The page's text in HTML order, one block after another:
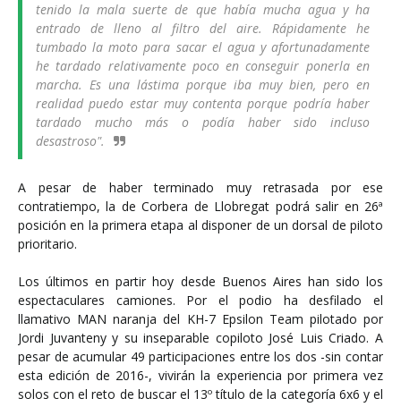
tenido la mala suerte de que había mucha agua y ha
entrado de lleno al filtro del aire. Rápidamente he
tumbado la moto para sacar el agua y afortunadamente
he tardado relativamente poco en conseguir ponerla en
marcha. Es una lástima porque iba muy bien, pero en
realidad puedo estar muy contenta porque podría haber
tardado mucho más o podía haber sido incluso
desastroso".
A pesar de haber terminado muy retrasada por ese
contratiempo, la de Corbera de Llobregat podrá salir en 26ª
posición en la primera etapa al disponer de un dorsal de piloto
prioritario.
Los últimos en partir hoy desde Buenos Aires han sido los
espectaculares camiones. Por el podio ha desfilado el
llamativo MAN naranja del KH-7 Epsilon Team pilotado por
Jordi Juvanteny y su inseparable copiloto José Luis Criado. A
pesar de acumular 49 participaciones entre los dos -sin contar
esta edición de 2016-, vivirán la experiencia por primera vez
solos con el reto de buscar el 13º título de la categoría 6x6 y el